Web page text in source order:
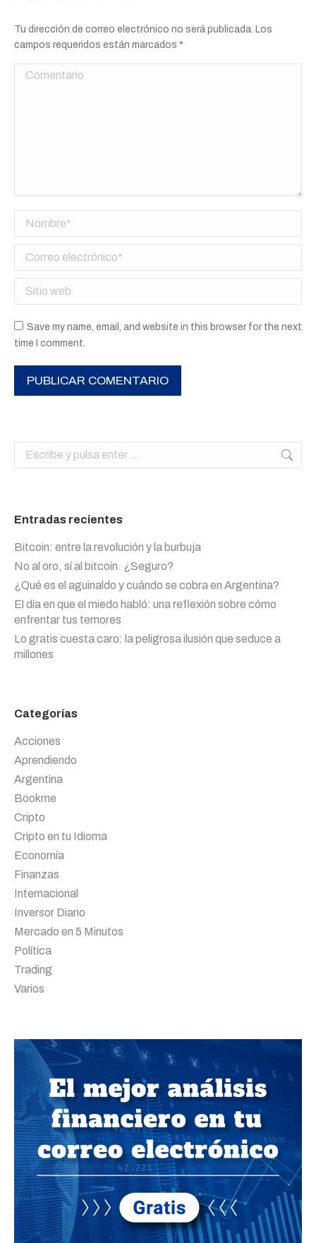
Tu dirección de correo electrónico no será publicada. Los
campos requeridos están marcados *
Comentario
Nombre *
Correo electrónico *
Sitio web
Save my name, email, and website in this browser for the next
time I comment.
PUBLICAR COMENTARIO
Buscar:
Entradas recientes
Bitcoin: entre la revolución y la burbuja
No al oro, sí al bitcoin. ¿Seguro?
¿Qué es el aguinaldo y cuándo se cobra en Argentina?
El día en que el miedo habló: una reflexión sobre cómo
enfrentar tus temores
Lo gratis cuesta caro: la peligrosa ilusión que seduce a
millones
Categorías
Acciones
Aprendiendo
Argentina
Bookme
Cripto
Cripto en tu Idioma
Economía
Finanzas
Internacional
Inversor Diario
Mercado en 5 Minutos
Política
Trading
Varios